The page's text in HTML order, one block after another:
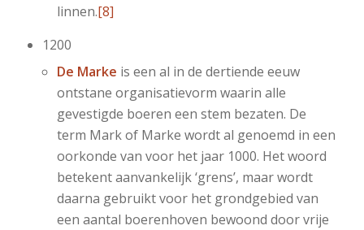
linnen.[8]
1200
De Marke is een al in de dertiende eeuw
ontstane organisatievorm waarin alle
gevestigde boeren een stem bezaten. De
term Mark of Marke wordt al genoemd in een
oorkonde van voor het jaar 1000. Het woord
betekent aanvankelijk ‘grens’, maar wordt
daarna gebruikt voor het grondgebied van
een aantal boerenhoven bewoond door vrije